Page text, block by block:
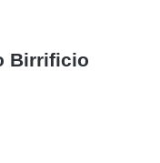
Birrificio